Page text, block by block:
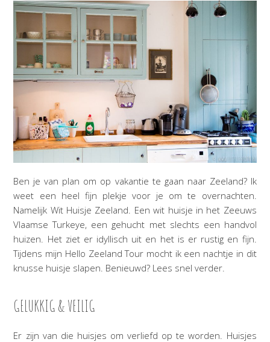
Ben je van plan om op vakantie te gaan naar Zeeland? Ik
weet een heel fijn plekje voor je om te overnachten.
Namelijk Wit Huisje Zeeland. Een wit huisje in het Zeeuws
Vlaamse Turkeye, een gehucht met slechts een handvol
huizen. Het ziet er idyllisch uit en het is er rustig en fijn.
Tijdens mijn Hello Zeeland Tour mocht ik een nachtje in dit
knusse huisje slapen. Benieuwd? Lees snel verder.
GELUKKIG & VEILIG
Er zijn van die huisjes om verliefd op te worden. Huisjes